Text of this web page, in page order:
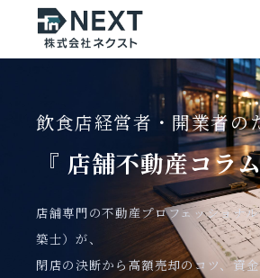
飲食店経営者・開業者の
『 店舗不動産コラ
店舗専門の不動産プロフェッショナ
築士）が、
閉店の決断から高額売却のコツ、資